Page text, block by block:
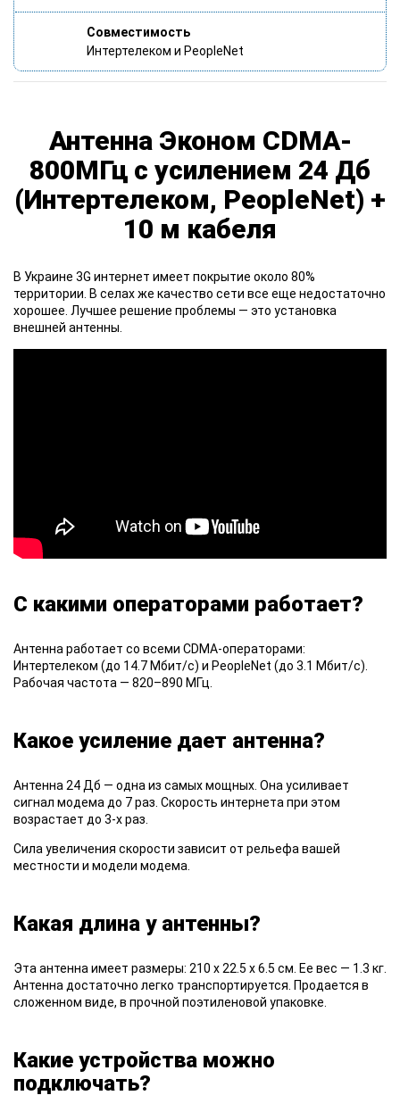
Совместимость
Интертелеком и PeopleNet
Антенна Эконом CDMA-
800МГц с усилением 24 Дб
(Интертелеком, PeopleNet) +
10 м кабеля
В Украине 3G интернет имеет покрытие около 80%
территории. В селах же качество сети все еще недостаточно
хорошее. Лучшее решение проблемы — это установка
внешней антенны.
С какими операторами работает?
Антенна работает со всеми CDMA-операторами:
Интертелеком (до 14.7 Мбит/с) и PeopleNet (до 3.1 Мбит/с).
Рабочая частота — 820–890 МГц.
Какое усиление дает антенна?
Антенна 24 Дб — одна из самых мощных. Она усиливает
сигнал модема до 7 раз. Скорость интернета при этом
возрастает до 3-х раз.
Сила увеличения скорости зависит от рельефа вашей
местности и модели модема.
Какая длина у антенны?
Эта антенна имеет размеры: 210 х 22.5 х 6.5 см. Ее вес — 1.3 кг.
Антенна достаточно легко транспортируется. Продается в
сложенном виде, в прочной поэтиленовой упаковке.
Какие устройства можно
подключать?